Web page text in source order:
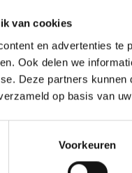
van cookies
en advertenties
Ook delen we
Deze partners
op basis van
Voorkeuren
iets meer volume.
o.a. plaatvoetsteun,
260 enXT 300 .
248